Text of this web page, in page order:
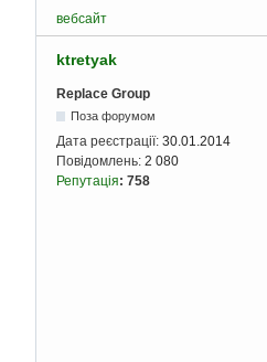
вебсайт
ktretyak
Replace Group
Поза форумом
Дата реєстрації: 30.01.2014
Повідомлень: 2 080
Репутація: 758